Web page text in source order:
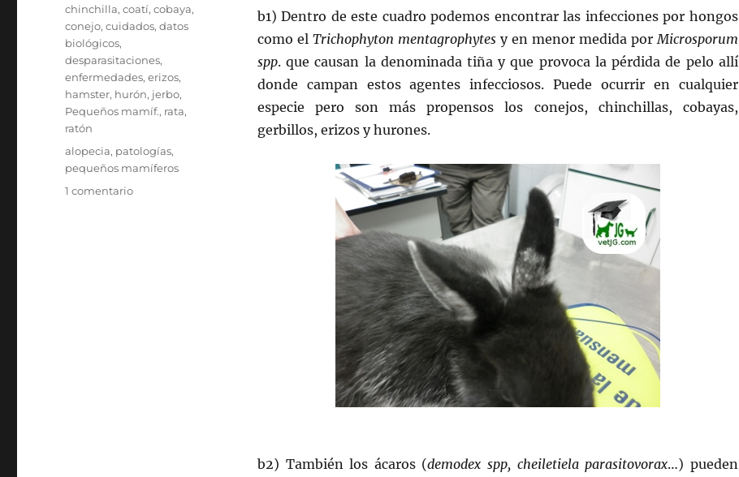
b1) Dentro de este cuadro podemos encontrar las infecciones por hongos
como el Trichophyton mentagrophytesy en menor medida por Microsporum
spp. que causan la denominada tiña y que provoca la pérdida de pelo allí
donde campan estos agentes infecciosos. Puede ocurrir en cualquier
especie pero son más propensos los conejos, chinchillas, cobayas,
gerbillos, erizos y hurones.
b2) También los ácaros (demodex spp, cheiletiela parasitovorax…) pueden
chinchilla,coatí,cobaya,
conejo,cuidados,datos
biológicos,
desparasitaciones,
enfermedades,erizos,
hamster, hurón, jerbo,
Pequeños mamíf., rata,
ratón
Etiquetas
alopecia, patologías,
pequeños mamíferos
1 comentarioen